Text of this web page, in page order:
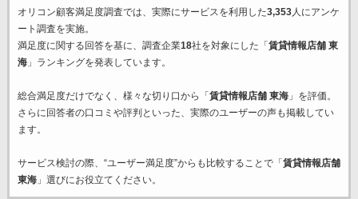
オリコン顧客満足度調査では、実際にサービスを利用した3,353人にアンケ
ート調査を実施。
満足度に関する回答を基に、調査企業18社を対象にした「 賃貸情報店舗 東
海」ランキングを発表しています。
総合満足度だけでなく、様々な切り口から「 賃貸情報店舗 東海」を評価。
さらに回答者の口コミや評判といった、実際のユーザーの声も掲載してい
ます。
サービス検討の際、“ユーザー満足度”からも比較することで「 賃貸情報店舗
東海」選びにお役立てください。